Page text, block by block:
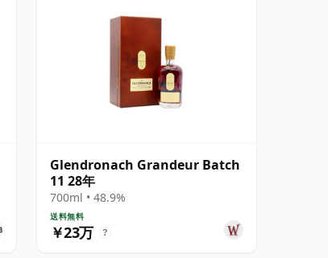
Glendronach Grandeur Batch
11 28年
700ml • 48.9%
送料無料
￥23万 ?